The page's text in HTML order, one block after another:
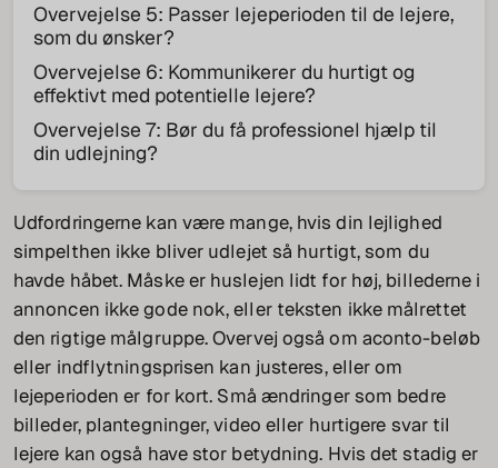
Overvejelse 5: Passer lejeperioden til de lejere,
som du ønsker?
Overvejelse 6: Kommunikerer du hurtigt og
effektivt med potentielle lejere?
Overvejelse 7: Bør du få professionel hjælp til
din udlejning?
Udfordringerne kan være mange, hvis din lejlighed
simpelthen ikke bliver udlejet så hurtigt, som du
havde håbet. Måske er huslejen lidt for høj, billederne i
annoncen ikke gode nok, eller teksten ikke målrettet
den rigtige målgruppe. Overvej også om aconto-beløb
eller indflytningsprisen kan justeres, eller om
lejeperioden er for kort. Små ændringer som bedre
billeder, plantegninger, video eller hurtigere svar til
lejere kan også have stor betydning. Hvis det stadig er